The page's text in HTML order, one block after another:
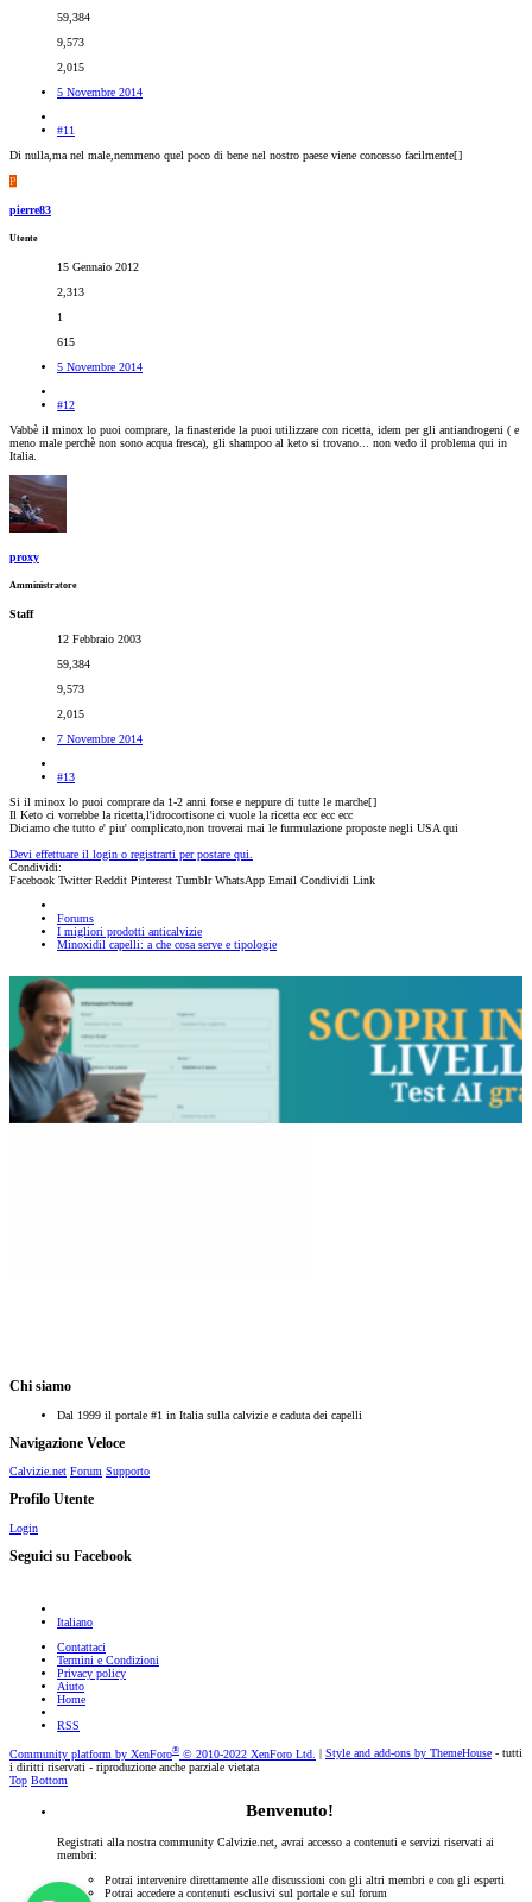
59,384
9,573
2,015
5 Novembre 2014
#11
Di nulla,ma nel male,nemmeno quel poco di bene nel nostro paese viene concesso facilmente[]
P
pierre83
Utente
15 Gennaio 2012
2,313
1
615
5 Novembre 2014
#12
Vabbè il minox lo puoi comprare, la finasteride la puoi utilizzare con ricetta, idem per gli antiandrogeni ( e
meno male perchè non sono acqua fresca), gli shampoo al keto si trovano... non vedo il problema qui in
Italia.
proxy
Amministratore
Staff
12 Febbraio 2003
59,384
9,573
2,015
7 Novembre 2014
#13
Si il minox lo puoi comprare da 1-2 anni forse e neppure di tutte le marche[]
Il Keto ci vorrebbe la ricetta,l'idrocortisone ci vuole la ricetta ecc ecc ecc
Diciamo che tutto e' piu' complicato,non troverai mai le furmulazione proposte negli USA qui
Devi effettuare il login o registrarti per postare qui.
Condividi:
Facebook Twitter Reddit Pinterest Tumblr WhatsApp Email Condividi Link
Forums
I migliori prodotti anticalvizie
Minoxidil capelli: a che cosa serve e tipologie
Chi siamo
Dal 1999 il portale #1 in Italia sulla calvizie e caduta dei capelli
Navigazione Veloce
Calvizie.net Forum Supporto
Profilo Utente
Login
Seguici su Facebook
Italiano
Contattaci
Termini e Condizioni
Privacy policy
Aiuto
Home
RSS
Community platform by XenForo® © 2010-2022 XenForo Ltd. Style and add-ons by ThemeHouse - tutti
i diritti riservati - riproduzione anche parziale vietata
Top Bottom
Benvenuto!
Registrati alla nostra community Calvizie.net, avrai accesso a contenuti e servizi riservati ai
membri:
Potrai intervenire direttamente alle discussioni con gli altri membri e con gli esperti
Potrai accedere a contenuti esclusivi sul portale e sul forum